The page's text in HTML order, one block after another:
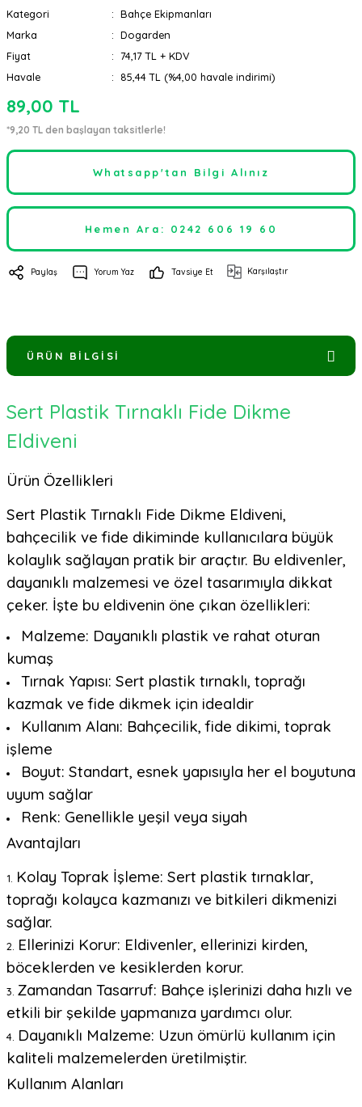
Kategori
Bahçe Ekipmanları
Marka
Dogarden
Fiyat
74,17 TL + KDV
Havale
85,44 TL (%4,00 havale indirimi)
89,00 TL
*9,20 TL den başlayan taksitlerle!
Whatsapp'tan Bilgi Alınız
Hemen Ara: 0242 606 19 60
Paylaş Yorum Yaz Tavsiye Et Karşılaştır
ÜRÜN BILGISI
Sert Plastik Tırnaklı Fide Dikme
Eldiveni
Ürün Özellikleri
Sert Plastik Tırnaklı Fide Dikme Eldiveni,
bahçecilik ve fide dikiminde kullanıcılara büyük
kolaylık sağlayan pratik bir araçtır. Bu eldivenler,
dayanıklı malzemesi ve özel tasarımıyla dikkat
çeker. İşte bu eldivenin öne çıkan özellikleri:
Malzeme: Dayanıklı plastik ve rahat oturan
kumaş
Tırnak Yapısı: Sert plastik tırnaklı, toprağı
kazmak ve fide dikmek için idealdir
Kullanım Alanı: Bahçecilik, fide dikimi, toprak
işleme
Boyut: Standart, esnek yapısıyla her el boyutuna
uyum sağlar
Renk: Genellikle yeşil veya siyah
Avantajları
Kolay Toprak İşleme: Sert plastik tırnaklar,
toprağı kolayca kazmanızı ve bitkileri dikmenizi
sağlar.
Ellerinizi Korur: Eldivenler, ellerinizi kirden,
böceklerden ve kesiklerden korur.
Zamandan Tasarruf: Bahçe işlerinizi daha hızlı ve
etkili bir şekilde yapmanıza yardımcı olur.
Dayanıklı Malzeme: Uzun ömürlü kullanım için
kaliteli malzemelerden üretilmiştir.
Kullanım Alanları